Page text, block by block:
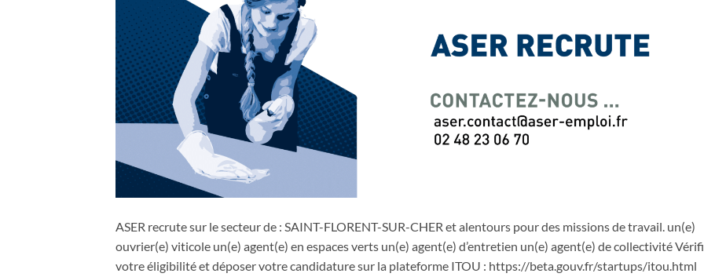
ASER recrute sur le secteur de : SAINT-FLORENT-SUR-CHER et alentours pour des missions de travail. un(e)
ouvrier(e) viticole un(e) agent(e) en espaces verts un(e) agent(e) d’entretien un(e) agent(e) de collectivité
votre éligibilité et déposer votre candidature sur la plateforme ITOU : https://beta.gouv.fr/startups/itou.html